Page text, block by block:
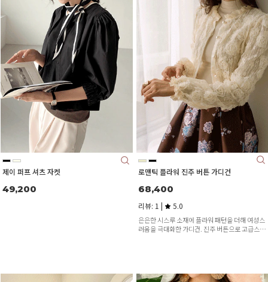
제이 퍼프 셔츠 자켓
49,200
로맨틱 플라워 진주 버튼 가디건
68,400
리뷰: 1 | 5.0
은은한 시스루 소재에 플라워 패턴을 더해 여성스
러움을 극대화한 가디건. 진주 버튼으로 고급스러